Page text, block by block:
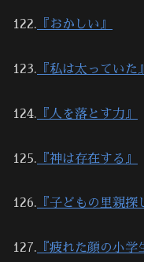
122. 『おかしい』
123. 『私は太っていた』
124. 『人を落とす力』
125. 『神は存在する』
126. 『子どもの里親探
127. 『疲れた顔の小学